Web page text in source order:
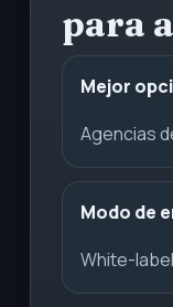
para
Mejor
Agencias
Modo de
White-